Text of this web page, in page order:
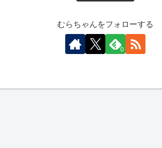
むらちゃんをフォローする
0